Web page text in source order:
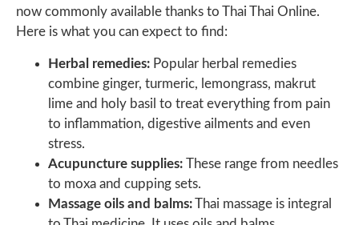
now commonly available thanks to Thai Thai Online.
Here is what you can expect to find:
Herbal remedies: Popular herbal remedies
combine ginger, turmeric, lemongrass, makrut
lime and holy basil to treat everything from pain
to inflammation, digestive ailments and even
stress.
Acupuncture supplies: These range from needles
to moxa and cupping sets.
Massage oils and balms:Thai massage is integral